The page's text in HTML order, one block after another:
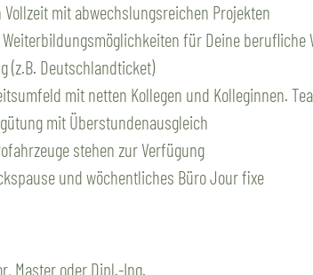
mit abwechslungsreichen Projekten
für Deine berufliche
(z.B. Deutschlandticket)
mit netten Kollegen und Kolleginnen.
mit Überstundenausgleich
stehen zur Verfügung
und wöchentliches Büro Jour fixe
Master oder Dipl.-Ing.